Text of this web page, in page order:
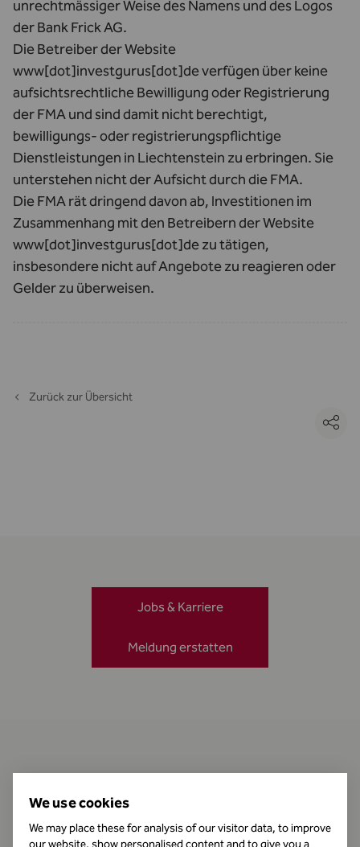
unrechtmässiger Weise des Namens und des Logos
der Bank Frick AG.
Die Betreiber der Website
www[dot]investgurus[dot]de verfügen über keine
aufsichtsrechtliche Bewilligung oder Registrierung
der FMA und sind damit nicht berechtigt,
bewilligungs- oder registrierungspflichtige
Dienstleistungen in Liechtenstein zu erbringen. Sie
unterstehen nicht der Aufsicht durch die FMA.
Die FMA rät dringend davon ab, Investitionen im
Zusammenhang mit den Betreibern der Website
www[dot]investgurus[dot]de zu tätigen,
insbesondere nicht auf Angebote zu reagieren oder
Gelder zu überweisen.
Zurück zur Übersicht
Jobs & Karriere
Meldung erstatten
We use cookies
We may place these for analysis of our visitor data, to improve
our website, show personalised content and to give you a